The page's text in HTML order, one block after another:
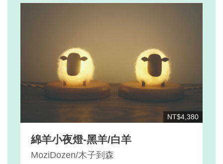
NT$4,380
綿羊小夜燈-黑羊/白羊
MoziDozen/木子到森